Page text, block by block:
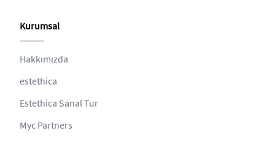
Kurumsal
Hakkımızda
estethica
Estethica Sanal Tur
Myc Partners